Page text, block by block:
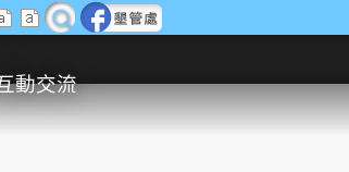
動交流